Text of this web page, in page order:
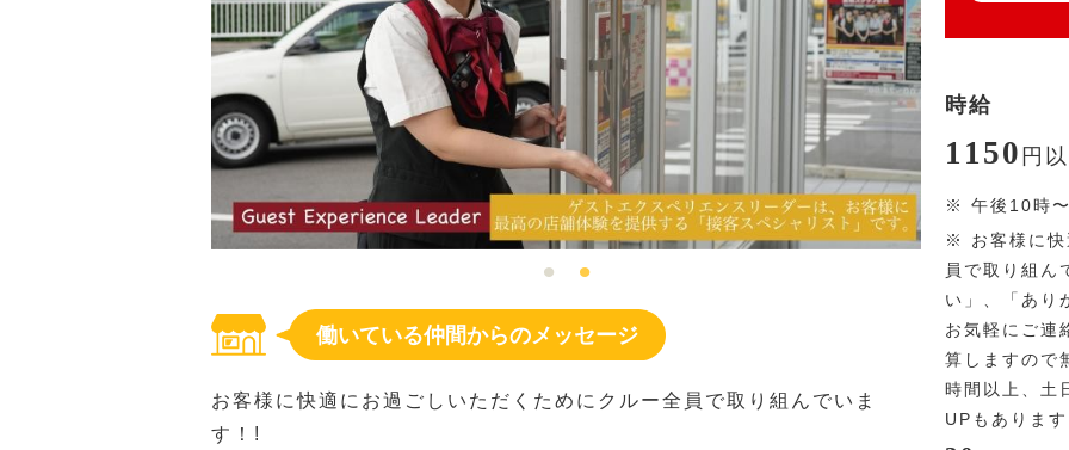
働いている仲間からのメッセージ
お客様に快適にお過ごしいただくためにクルー全員で取り組んでいま
す！!
時給
1150 円
※ 午後10時
※ お客様に
員で取り組ん
い」、「あり
お気軽にご連
算しますので
時間以上、土
UPもありま